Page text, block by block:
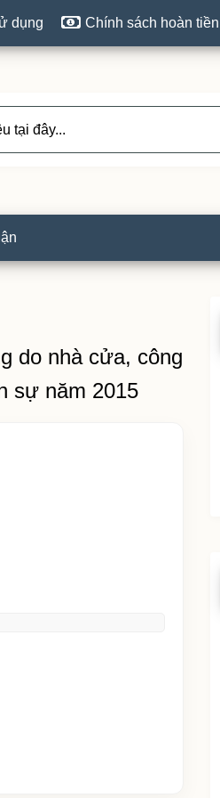
dụng Chính sách hoàn tiền
do nhà cửa, công
sự năm 2015